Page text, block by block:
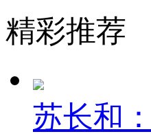
精彩推荐
苏长和